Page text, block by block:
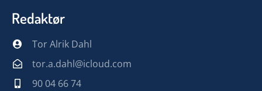
Redaktør
Tor Alrik Dahl
tor.a.dahl@icloud.com
90 04 66 74